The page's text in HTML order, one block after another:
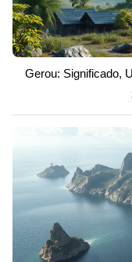
Gerou: Significado,